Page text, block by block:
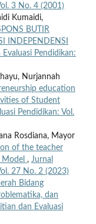
3 No. 4 (2001)
Kumaidi,
BUTIR
INDEPENDENSI
Pendidikan:
Nurjannah
education
of Student
Pendidikan: Vol.
Rosdiana, Mayor
of the teacher
, Jurnal
27 No. 2 (2023)
Bidang
dan
dan Evaluasi